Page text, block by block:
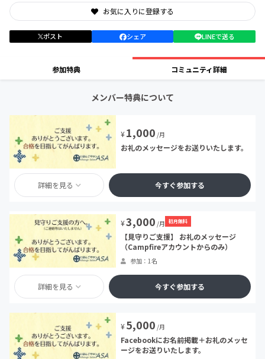
お気に入りに登録する
ポスト シェア LINEで送る
参加特典 コミュニティ詳細
メンバー特典について
¥1,000 /月
お礼のメッセージをお送りいたします。
詳細を見る 今すぐ参加する
¥3,000 /月 初月無料
【見守りご支援】 お礼のメッセージ
（Campfireアカウントからのみ）
参加：1名
詳細を見る 今すぐ参加する
¥5,000 /月
Facebookにお名前掲載＋お礼のメッセ
ージをお送りいたします。